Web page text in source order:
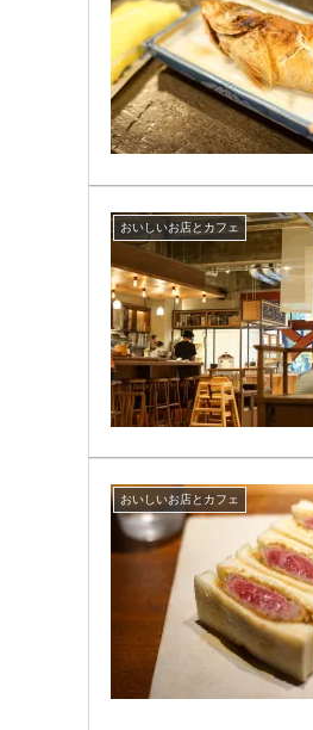
おいしいお店とカフェ
おいしいお店とカフェ